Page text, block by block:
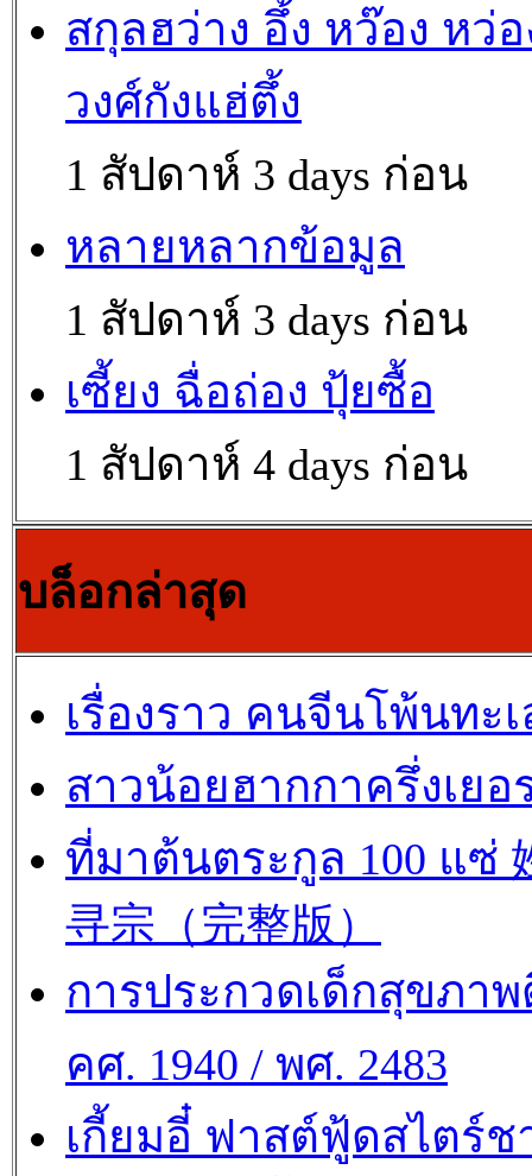
สกุลฮว่าง อึ้ง หว๊อง หว่อ
วงศ์กังแฮ่ตึ้ง
1 สัปดาห์ 3 days ก่อน
หลายหลากข้อมูล
1 สัปดาห์ 3 days ก่อน
เซี้ยง ฉื่อถ่อง ปุ้ยซื้อ
1 สัปดาห์ 4 days ก่อน
บล็อกล่าสุด
เรื่องราว คนจีนโพ้นทะ
สาวน้อยฮากกาครึ่งเยอ
ที่มาต้นตระกูล 100 แซ่
寻宗（完整版）
การประกวดเด็กสุขภา
คศ. 1940 / พศ. 2483
เกี้ยมอี๋ ฟาสต์ฟู้ดสไตร์ช